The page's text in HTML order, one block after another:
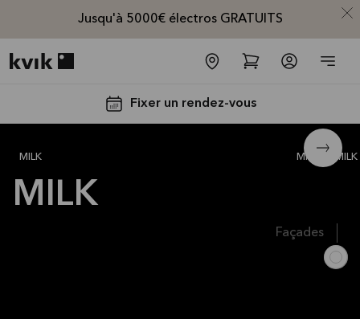
Jusqu'à 5000€ électros GRATUITS
Fixer un rendez-vous
MILK Milk MILK
MILK
Façades